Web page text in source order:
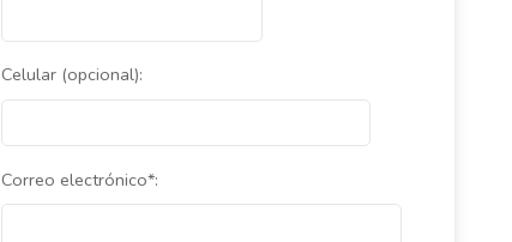
Celular (opcional):
Correo electrónico*: